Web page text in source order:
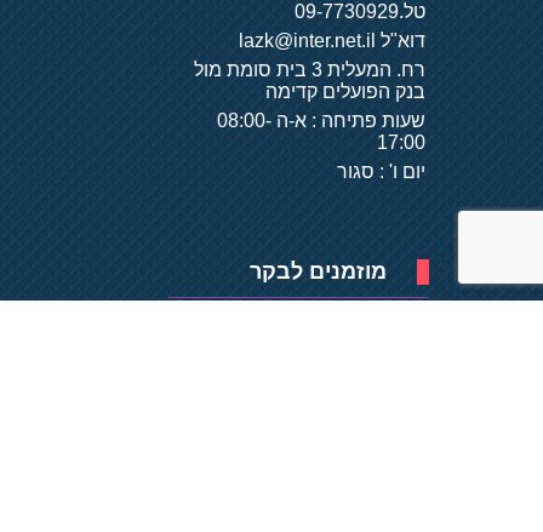
טל.09-7730929
דוא"ל
רח. המעלית 3 בית סומת מול
בנק הפועלים קדימה
שעות פתיחה : א-ה 08:00-
17:00
יום ו' : סגור
מוזמנים לבקר